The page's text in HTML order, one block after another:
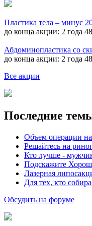
Пластика тела – минус
до конца акции: 2 года
Абдоминопластика со
до конца акции: 2 года
Все акции
Последние
Объем операции
Решайтесь на
Кто лучше -
Подскажите
Лазерная
Для тех, кто
Обсудить на форуме